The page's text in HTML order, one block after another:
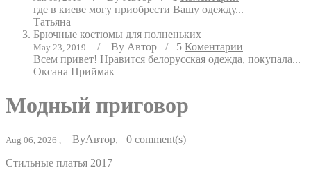
где в киеве могу приобрести Вашу одежду...
Татьяна
Брючные костюмы для полненьких
May 23, 2019 / By Автор / 5 Коментарии
Всем привет! Нравится белорусская одежда, покупала...
Оксана Приймак
Модный приговор
Aug 06, 2026 , ByАвтор, 0 comment(s)
Стильные платья 2017